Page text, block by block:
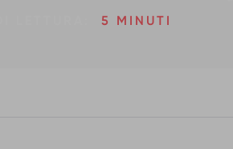
5 MINUTI